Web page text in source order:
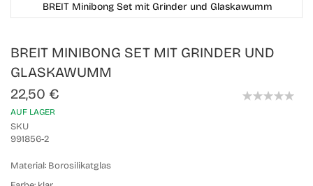
BREIT MINIBONG SET MIT GRINDER UND
GLASKAWUMM
22,50 €
AUF LAGER
SKU
991856-2
Material: Borosilikatglas
BREIT Minibong Set mit Grinder und Glaskawumm
to
beginning
of
the
images
gallery